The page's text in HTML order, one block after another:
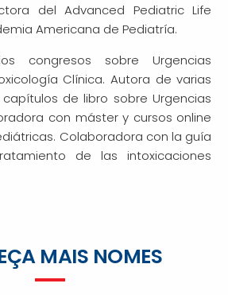
del Advanced Pediatric Life
Americana de Pediatría.
congresos sobre Urgencias
Clínica. Autora de varias
de libro sobre Urgencias
con máster y cursos online
Colaboradora con la guía
de las intoxicaciones
MAIS NOMES